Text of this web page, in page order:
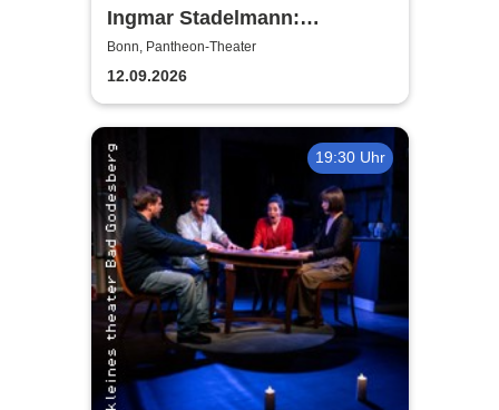
Ingmar Stadelmann:
Stadelmann liest Höcke - ein
satirischer Diskurs
Bonn, Pantheon-Theater
12.09.2026
19:30 Uhr